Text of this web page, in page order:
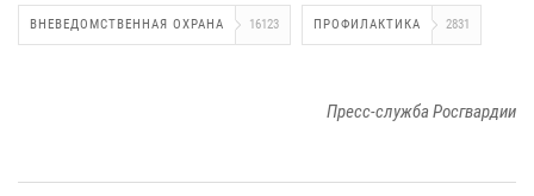
ВНЕВЕДОМСТВЕННАЯ ОХРАНА 16123 ПРОФИЛАКТИКА 2831
Пресс-служба Росгвардии